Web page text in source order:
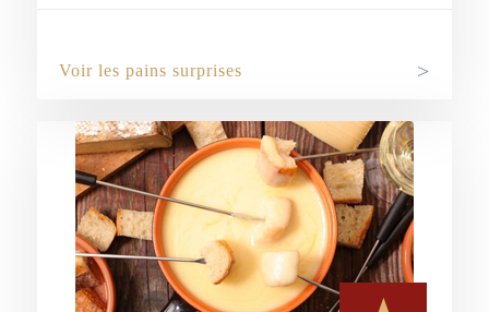
Voir les pains surprises